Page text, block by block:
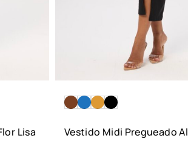
Lisa Vestido Midi Pregueado